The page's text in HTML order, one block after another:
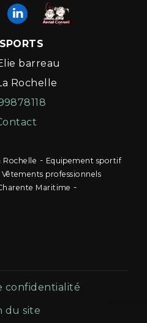
barreau
Rochelle
Rochelle - Equipement sportif
Vêtements professionnels
Maritime -
confidentialité
du site